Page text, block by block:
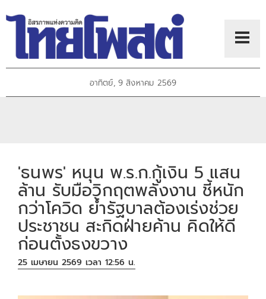
อาทิตย์, 9 สิงหาคม 2569
'ธนพร' หนุน พ.ร.ก.กู้เงิน 5 แสน
ล้าน รับมือวิกฤตพลังงาน ชี้หนัก
กว่าโควิด ย้ำรัฐบาลต้องเร่งช่วย
ประชาชน สะกิดฝ่ายค้าน คิดให้ดี
ก่อนตั้งธงขวาง
25 เมษายน 2569 เวลา 12:56 น.